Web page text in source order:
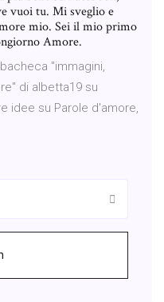
vuoi tu. Mi sveglio e
mio. Sei il mio primo
Amore.
"immagini,
di albetta19 su
idee su Parole d'amore,